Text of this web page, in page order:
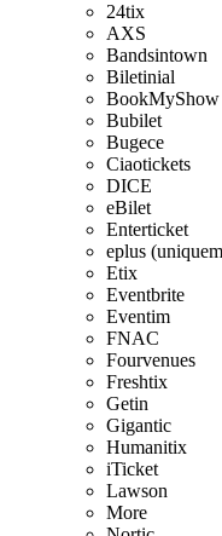
24tix
AXS
Bandsintown
Biletinial
BookMyShow
Bubilet
Bugece
Ciaotickets
DICE
eBilet
Enterticket
eplus
Etix
Eventbrite
Eventim
FNAC
Fourvenues
Freshtix
Getin
Gigantic
Humanitix
iTicket
Lawson
More